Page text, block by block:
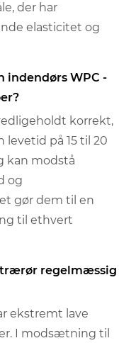
der har
elasticitet og
indendørs WPC -
korrekt,
på 15 til 20
kan modstå
og
gør dem til en
til ethvert
trærør regelmæssig
ekstremt lave
I modsætning til